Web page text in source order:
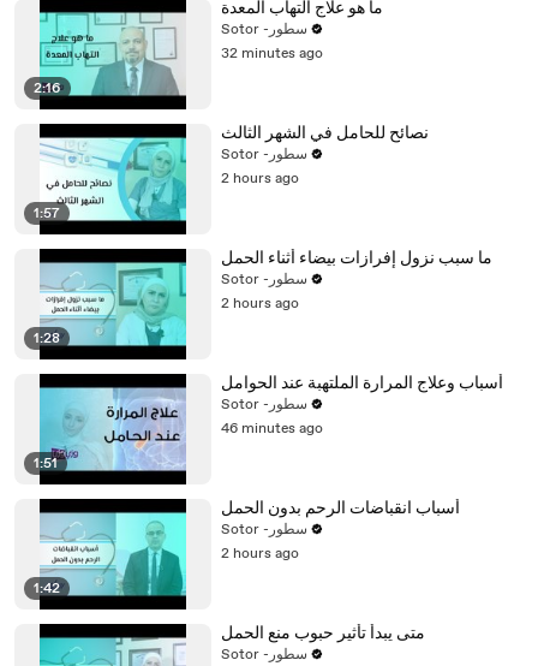
2:16
ما هو علاج التهاب المعدة
Sotor -سطور
32 minutes ago
1:57
نصائح للحامل في الشهر الثالث
Sotor -سطور
2 hours ago
1:28
ما سبب نزول إفرازات بيضاء أثناء الحمل
Sotor -سطور
2 hours ago
1:51
أسباب وعلاج المرارة الملتهبة عند الحوامل
Sotor -سطور
46 minutes ago
1:42
أسباب انقباضات الرحم بدون الحمل
Sotor -سطور
2 hours ago
متى يبدأ تأثير حبوب منع الحمل
Sotor -سطور